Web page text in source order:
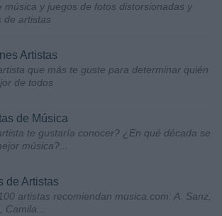
música y juegos de fotos distorsionadas y
de artistas
Artistas
que más te guste para determinar quién
de todos
de Música
te gustaría conocer? ¿En qué década se
música?...
de Artistas
artistas recomiendan musica.com: A. Sanz,
Camila...